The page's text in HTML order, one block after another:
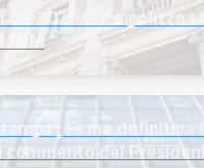
DS 2026/27 e polizza
MIM
CCNL
del